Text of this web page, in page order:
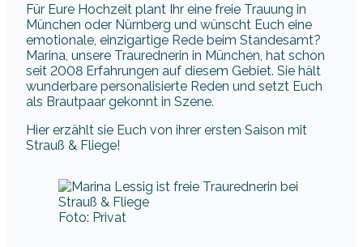
Für Eure Hochzeit plant Ihr eine freie Trauung in
München oder Nürnberg und wünscht Euch eine
emotionale, einzigartige Rede beim Standesamt?
Marina, unsere Traurednerin in München, hat schon
seit 2008 Erfahrungen auf diesem Gebiet. Sie hält
wunderbare personalisierte Reden und setzt Euch
als Brautpaar gekonnt in Szene.
Hier erzählt sie Euch von ihrer ersten Saison mit
Strauß & Fliege!
Foto: Privat